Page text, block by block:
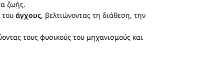
ζωής.
άγχους, βελτιώνοντας τη διάθεση, την
τους φυσικούς του μηχανισμούς και